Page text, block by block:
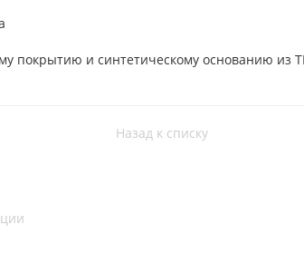
покрытию и синтетическому основанию из
Назад к списку